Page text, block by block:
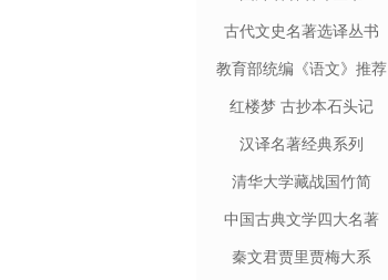
古代文史名著选译丛书
教育部统编《语文》推荐
阅读丛书
红楼梦 古抄本石头记
汉译名著经典系列
清华大学藏战国竹简
中国古典文学四大名著
秦文君贾里贾梅大系